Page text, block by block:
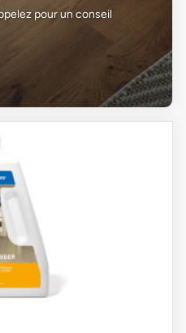
pour un conseil